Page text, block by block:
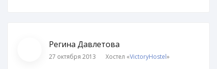
Регина Давлетова
27 октября 2013 Хостел «VictoryHostel»